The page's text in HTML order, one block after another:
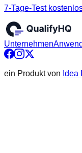
7-Tage-Test
Unternehmen
ein Produkt von Idea